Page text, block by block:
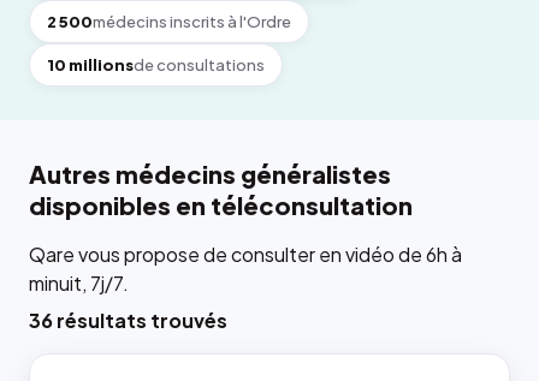
2 500médecins inscrits à l'Ordre
10 millionsde consultations
Autres médecins généralistes
disponibles en téléconsultation
Qare vous propose de consulter en vidéo de 6h à
minuit, 7j/7.
36 résultats trouvés